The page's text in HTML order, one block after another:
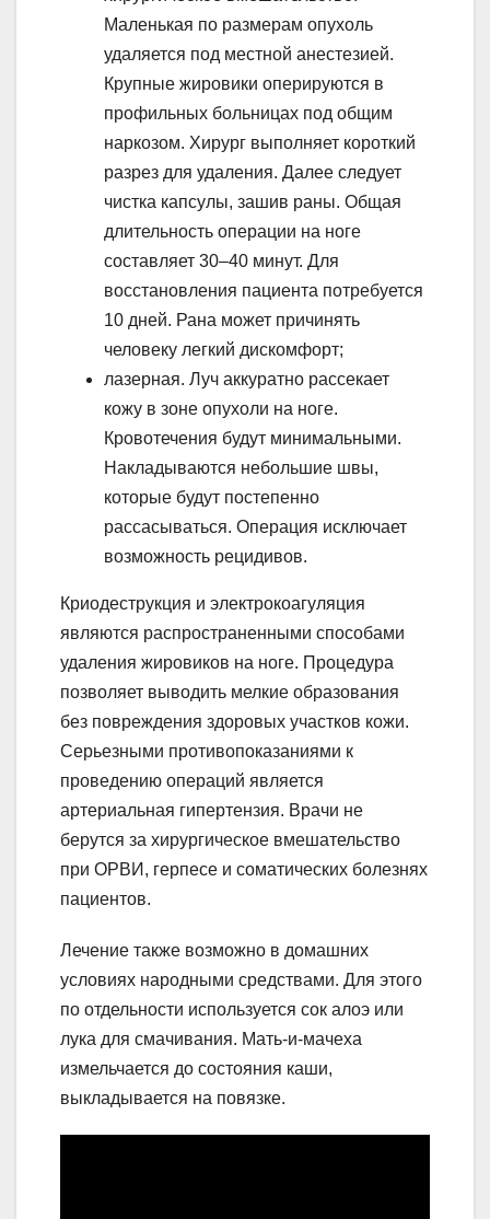
Маленькая по размерам опухоль
удаляется под местной анестезией.
Крупные жировики оперируются в
профильных больницах под общим
наркозом. Хирург выполняет короткий
разрез для удаления. Далее следует
чистка капсулы, зашив раны. Общая
длительность операции на ноге
составляет 30–40 минут. Для
восстановления пациента потребуется
10 дней. Рана может причинять
человеку легкий дискомфорт;
лазерная. Луч аккуратно рассекает
кожу в зоне опухоли на ноге.
Кровотечения будут минимальными.
Накладываются небольшие швы,
которые будут постепенно
рассасываться. Операция исключает
возможность рецидивов.
Криодеструкция и электрокоагуляция
являются распространенными способами
удаления жировиков на ноге. Процедура
позволяет выводить мелкие образования
без повреждения здоровых участков кожи.
Серьезными противопоказаниями к
проведению операций является
артериальная гипертензия. Врачи не
берутся за хирургическое вмешательство
при ОРВИ, герпесе и соматических болезнях
пациентов.
Лечение также возможно в домашних
условиях народными средствами. Для этого
по отдельности используется сок алоэ или
лука для смачивания. Мать-и-мачеха
измельчается до состояния каши,
выкладывается на повязке.